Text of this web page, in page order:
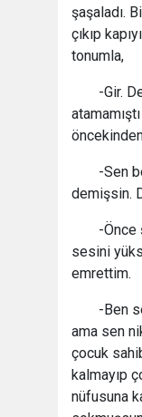
şaşaladı.
çıkıp
tonumla,
-Gir.
-Sen
demişsin.
-Önce
sesini
emrettim.
-Ben
ama sen
çocuk
kalmayıp
nüfusuna